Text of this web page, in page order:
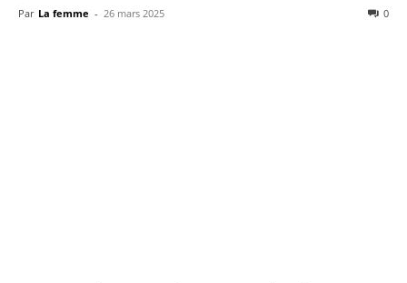
Par La femme - 26 mars 2025 0